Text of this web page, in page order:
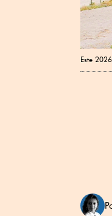
Este